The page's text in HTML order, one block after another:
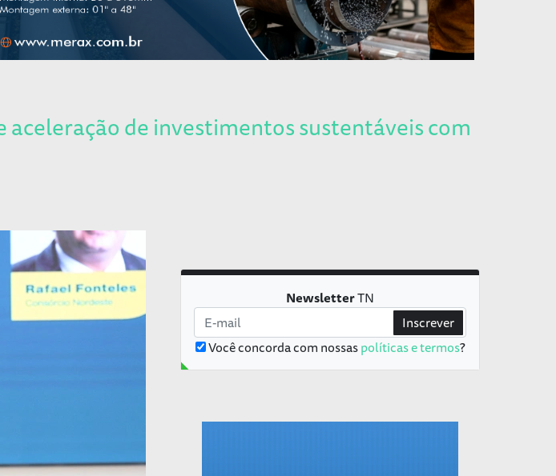
de investimentos sustentáveis com
NewsletterTN
Você concorda com nossaspolíticas e termos?
Inscrever